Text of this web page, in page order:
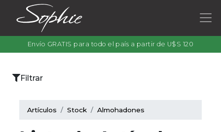
Envío GRATIS para todo el país a partir de U$S 120
×
Filtrar
Artículos Stock Almohadones